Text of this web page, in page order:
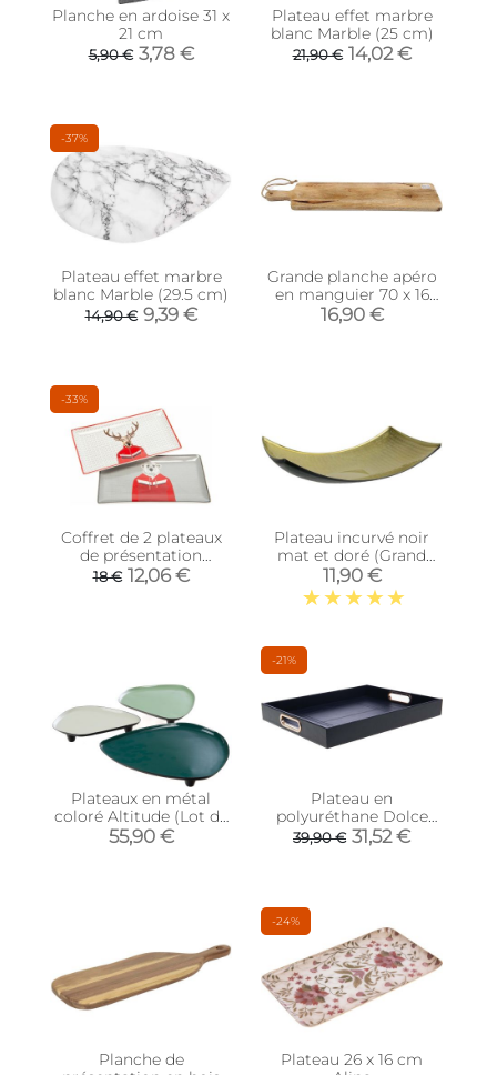
Planche en ardoise 31 x
21 cm
5,90 € 3,78 €
Plateau effet marbre
blanc Marble (25 cm)
21,90 € 14,02 €
-37%
Plateau effet marbre
blanc Marble (29.5 cm)
14,90 € 9,39 €
Grande planche apéro
en manguier 70 x 16
cm
16,90 €
-33%
Coffret de 2 plateaux
de présentation
Georges
18 € 12,06 €
Plateau incurvé noir
mat et doré (Grand
modèle)
11,90 €
Plateaux en métal
coloré Altitude (Lot de
3)
55,90 €
-21%
Plateau en
polyuréthane Dolce
44.5 x 35 cm
39,90 € 31,52 €
Planche de
-24%
Plateau 26 x 16 cm